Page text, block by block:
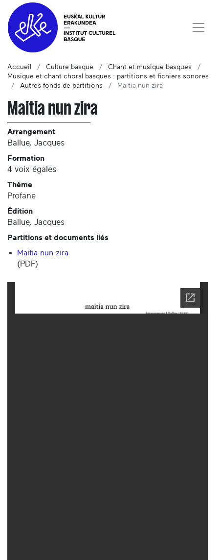
Accueil Culture basque
Chant et musique basques
Musique et chant choral basques : partitions et fichiers sonores
Autres fonds de partitions
Maitia nun zira
Maitia nun zira
Arrangement
Ballue, Jacques
Formation
4 voix égales
Thème
Profane
Édition
Ballue, Jacques
Partitions et documents liés
Maitia nun zira
(PDF)